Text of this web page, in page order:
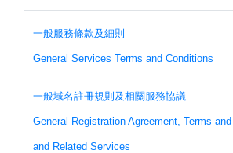
一般服務條款及細則
General Services Terms and Conditions
一般域名註冊規則及相關服務協議
General Registration Agreement, Terms
and Related Services